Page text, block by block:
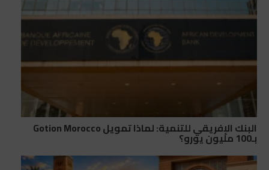
البنك الإفريقي للتنمية: لماذا تمويل Gotion Morocco
بـ100 مليون يورو؟